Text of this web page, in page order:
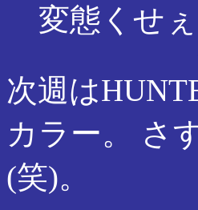
変態くせ
次週は
カラー。 さ
(笑)。